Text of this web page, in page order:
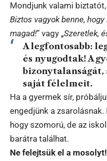
Mondjunk valami biztatót,
Biztos vagyok benne,
magad!” vagy „Szeretlek,
A legfontosabb:
és nyugodtak!A
saját félelmeit.
Ha a gyermek sír,
engedjünk a
hogy szomorú, de az
barátra találhat.
Ne felejtsük el a mosolyt!